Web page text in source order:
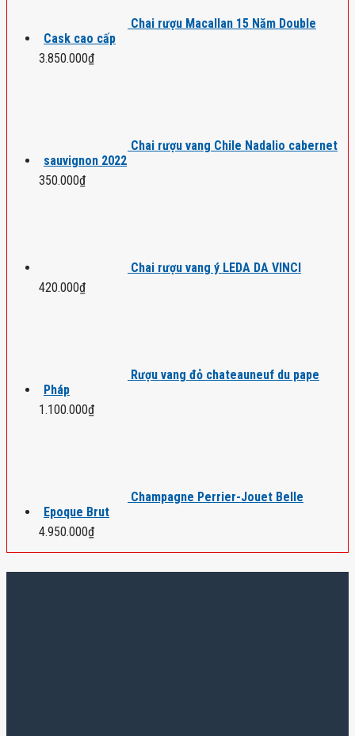
Chai rượu Macallan 15 Năm Double
Cask cao cấp
3.850.000₫
Chai rượu vang Chile Nadalio cabernet
sauvignon 2022
350.000₫
Chai rượu vang ý LEDA DA VINCI
420.000₫
Rượu vang đỏ chateauneuf du pape
Pháp
1.100.000₫
Champagne Perrier-Jouet Belle
Epoque Brut
4.950.000₫